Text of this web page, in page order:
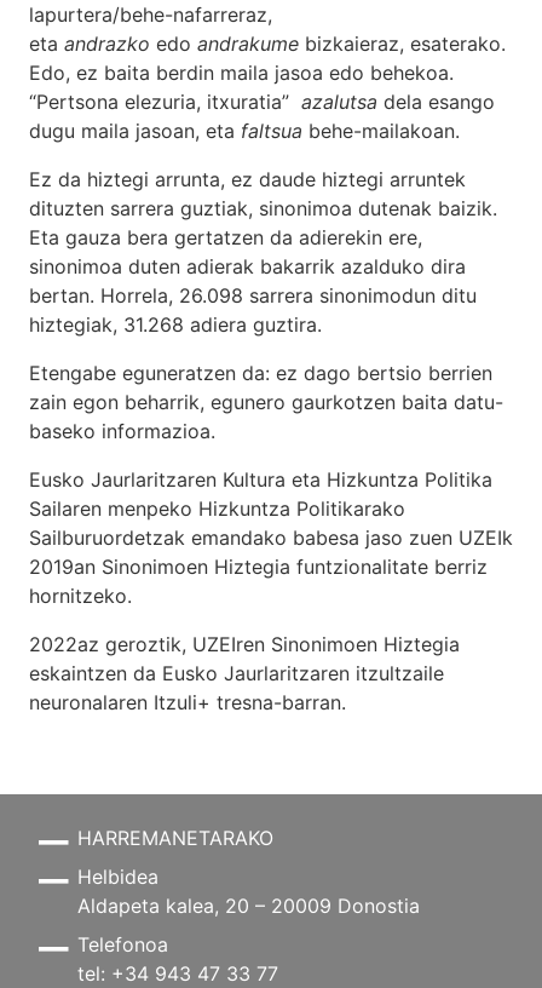
lapurtera/behe-nafarreraz,
eta andrazko edo andrakume bizkaieraz, esaterako.
Edo, ez baita berdin maila jasoa edo behekoa.
“Pertsona elezuria, itxuratia” azalutsa dela esango
dugu maila jasoan, eta faltsua behe-mailakoan.
Ez da hiztegi arrunta, ez daude hiztegi arruntek
dituzten sarrera guztiak, sinonimoa dutenak baizik.
Eta gauza bera gertatzen da adierekin ere,
sinonimoa duten adierak bakarrik azalduko dira
bertan. Horrela, 26.098 sarrera sinonimodun ditu
hiztegiak, 31.268 adiera guztira.
Etengabe eguneratzen da: ez dago bertsio berrien
zain egon beharrik, egunero gaurkotzen baita datu-
baseko informazioa.
Eusko Jaurlaritzaren Kultura eta Hizkuntza Politika
Sailaren menpeko Hizkuntza Politikarako
Sailburuordetzak emandako babesa jaso zuen UZEIk
2019an Sinonimoen Hiztegia funtzionalitate berriz
hornitzeko.
2022az geroztik, UZEIren Sinonimoen Hiztegia
eskaintzen da Eusko Jaurlaritzaren itzultzaile
neuronalaren Itzuli+ tresna-barran.
HARREMANETARAKO
Helbidea
Aldapeta kalea, 20 – 20009 Donostia
Telefonoa
tel: +34 943 47 33 77